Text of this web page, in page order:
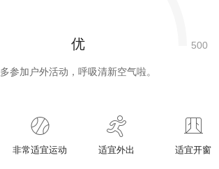
优
多参加户外活动，呼吸清新空气啦。
非常适宜运动 适宜外出 适宜开窗